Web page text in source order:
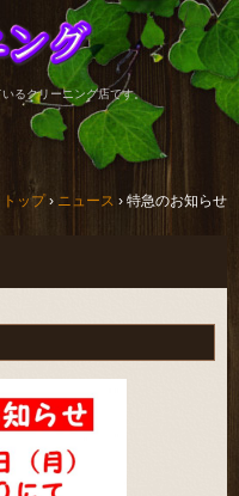
るクリーニング店です。
トップ› ニュース › 特急のお知らせ